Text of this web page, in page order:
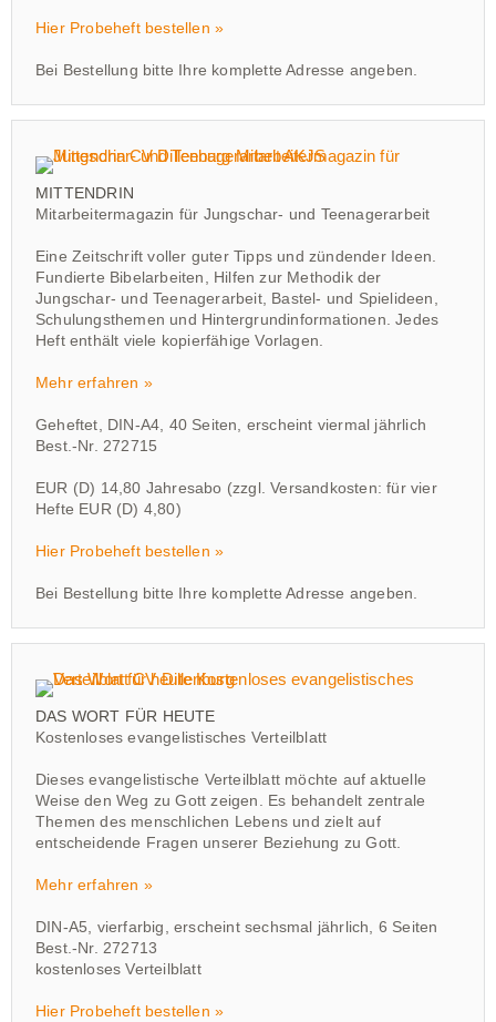
Hier Probeheft bestellen »
Bei Bestellung bitte Ihre komplette Adresse angeben.
MITTENDRIN
Mitarbeitermagazin für Jungschar- und Teenagerarbeit
Eine Zeitschrift voller guter Tipps und zündender Ideen.
Fundierte Bibelarbeiten, Hilfen zur Methodik der
Jungschar- und Teenagerarbeit, Bastel- und Spielideen,
Schulungsthemen und Hintergrundinformationen. Jedes
Heft enthält viele kopierfähige Vorlagen.
Mehr erfahren »
Geheftet, DIN-A4, 40 Seiten, erscheint viermal jährlich
Best.-Nr. 272715
EUR (D) 14,80 Jahresabo (zzgl. Versandkosten: für vier
Hefte EUR (D) 4,80)
Hier Probeheft bestellen »
Bei Bestellung bitte Ihre komplette Adresse angeben.
DAS WORT FÜR HEUTE
Kostenloses evangelistisches Verteilblatt
Dieses evangelistische Verteilblatt möchte auf aktuelle
Weise den Weg zu Gott zeigen. Es behandelt zentrale
Themen des menschlichen Lebens und zielt auf
entscheidende Fragen unserer Beziehung zu Gott.
Mehr erfahren »
DIN-A5, vierfarbig, erscheint sechsmal jährlich, 6 Seiten
Best.-Nr. 272713
kostenloses Verteilblatt
Hier Probeheft bestellen »